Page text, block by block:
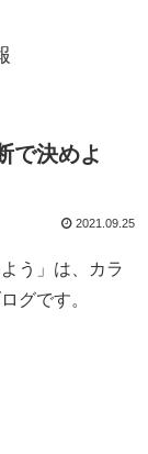
で決めよ
2021.09.25
う」は、カラ
グです。